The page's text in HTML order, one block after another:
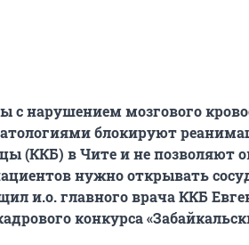
с нарушением мозгового
блокируют
(ККБ) в Чите и не позволяют
нужно открывать
и.о. главного врача ККБ
конкурса